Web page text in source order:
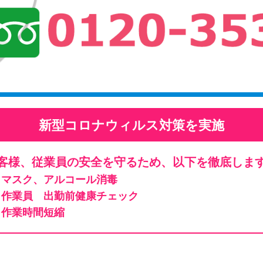
新型コロナウィルス対策を実施
様、従業員の安全を守るため、以下を徹底しま
マスク、アルコール消毒
作業員 出勤前健康チェック
作業時間短縮